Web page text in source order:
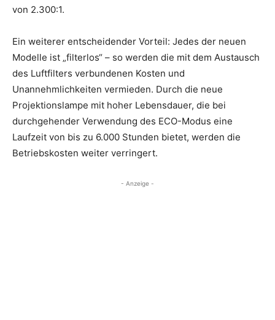
von 2.300:1.
Ein weiterer entscheidender Vorteil: Jedes der neuen
Modelle ist „filterlos“ – so werden die mit dem Austausch
des Luftfilters verbundenen Kosten und
Unannehmlichkeiten vermieden. Durch die neue
Projektionslampe mit hoher Lebensdauer, die bei
durchgehender Verwendung des ECO-Modus eine
Laufzeit von bis zu 6.000 Stunden bietet, werden die
Betriebskosten weiter verringert.
- Anzeige -